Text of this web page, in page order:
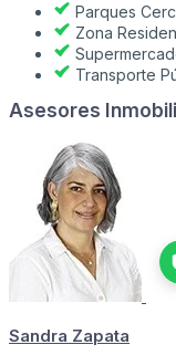
Parques
Zona
Transporte
Asesores
Sandra Zapata